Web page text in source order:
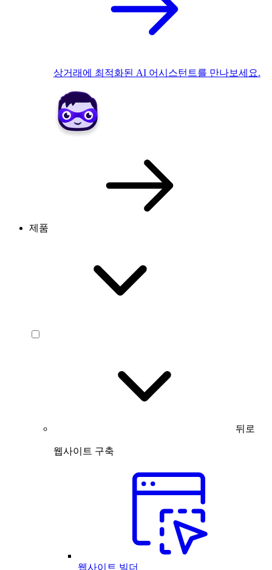
상거래에 최적화된 AI 어시스턴트를 만나보세요.
제품
뒤로
웹사이트 구축
웹사이트 빌더